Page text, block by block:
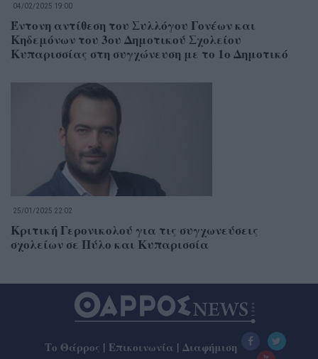
04/02/2025 19:00
Έντονη αντίθεση του Συλλόγου Γονέων και
Κηδεμόνων του 3ου Δημοτικού Σχολείου
Κυπαρισσίας στη συγχώνευση με το 1ο Δημοτικό
25/01/2025 22:02
Κριτική Γερονικολού για τις συγχωνεύσεις
σχολείων σε Πύλο και Κυπαρισσία
Το Θάρρος | Επικοινωνία | Διαφήμιση